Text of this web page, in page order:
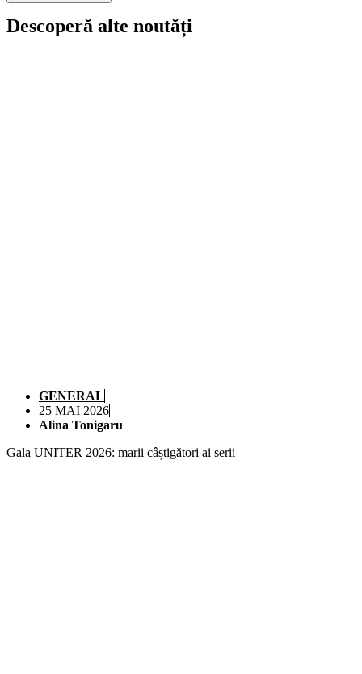
Descoperă alte noutăți
GENERAL
25 MAI 2026
Alina Tonigaru
Gala UNITER 2026: marii câștigători ai serii